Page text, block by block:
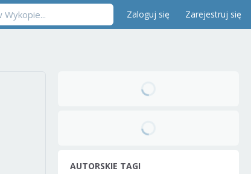
Zaloguj się Zarejestruj się
AUTORSKIE TAGI